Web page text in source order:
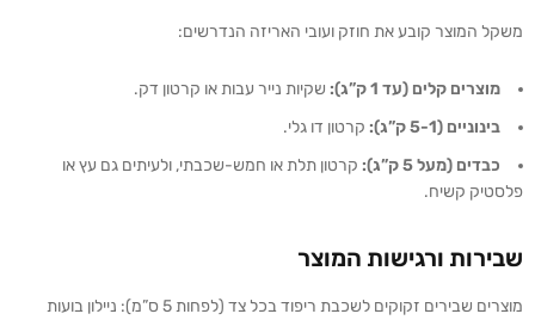
משקל המוצר קובע את חוזק ועובי האריזה הנדרשים:
מוצרים קלים (עד 1 ק”ג):
שקיות נייר עבות או קרטון דק.
בינוניים (5-1 ק”ג):
קרטון דו גלי.
כבדים (מעל 5 ק”ג):
קרטון תלת או חמש-שכבתי, ולעיתים גם עץ או
פלסטיק קשיח.
שבירות ורגישות המוצר
מוצרים שבירים זקוקים לשכבת ריפוד בכל צד (לפחות 5 ס”מ): ניילון בועות